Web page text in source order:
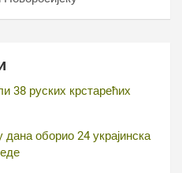
38 руских крстарећих
оборио 24 украјинска